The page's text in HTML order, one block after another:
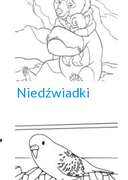
Niedźwiadki